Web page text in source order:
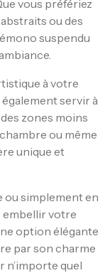
vous préfériez
ou des
suspendu
à votre
servir à
zones moins
ou même
unique et
ou simplement en
embellir votre
option élégante
par son charme
n’importe quel